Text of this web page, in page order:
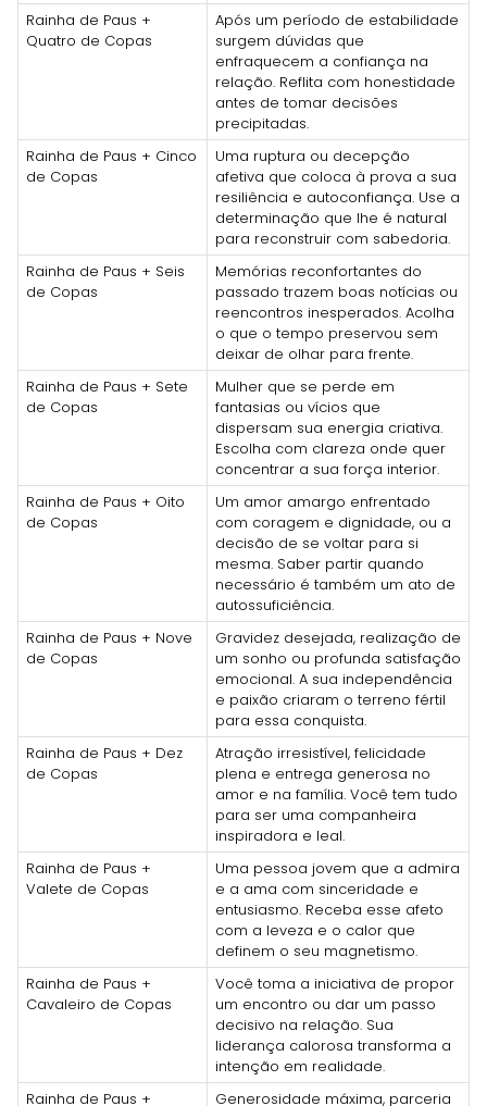
Rainha de Paus +
Quatro de Copas
Após um período de estabilidade
surgem dúvidas que
enfraquecem a confiança na
relação. Reflita com honestidade
antes de tomar decisões
precipitadas.
Rainha de Paus + Cinco
de Copas
Uma ruptura ou decepção
afetiva que coloca à prova a sua
resiliência e autoconfiança. Use a
determinação que lhe é natural
para reconstruir com sabedoria.
Rainha de Paus + Seis
de Copas
Memórias reconfortantes do
passado trazem boas notícias ou
reencontros inesperados. Acolha
o que o tempo preservou sem
deixar de olhar para frente.
Rainha de Paus + Sete
de Copas
Mulher que se perde em
fantasias ou vícios que
dispersam sua energia criativa.
Escolha com clareza onde quer
concentrar a sua força interior.
Rainha de Paus + Oito
de Copas
Um amor amargo enfrentado
com coragem e dignidade, ou a
decisão de se voltar para si
mesma. Saber partir quando
necessário é também um ato de
autossuficiência.
Rainha de Paus + Nove
de Copas
Gravidez desejada, realização de
um sonho ou profunda satisfação
emocional. A sua independência
e paixão criaram o terreno fértil
para essa conquista.
Rainha de Paus + Dez
de Copas
Atração irresistível, felicidade
plena e entrega generosa no
amor e na família. Você tem tudo
para ser uma companheira
inspiradora e leal.
Rainha de Paus +
Valete de Copas
Uma pessoa jovem que a admira
e a ama com sinceridade e
entusiasmo. Receba esse afeto
com a leveza e o calor que
definem o seu magnetismo.
Rainha de Paus +
Cavaleiro de Copas
Você toma a iniciativa de propor
um encontro ou dar um passo
decisivo na relação. Sua
liderança calorosa transforma a
intenção em realidade.
Rainha de Paus +
Generosidade máxima, parceria